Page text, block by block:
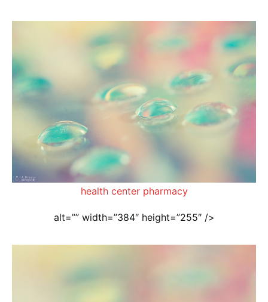
health center pharmacy
alt=”” width=”384″ height=”255″ />